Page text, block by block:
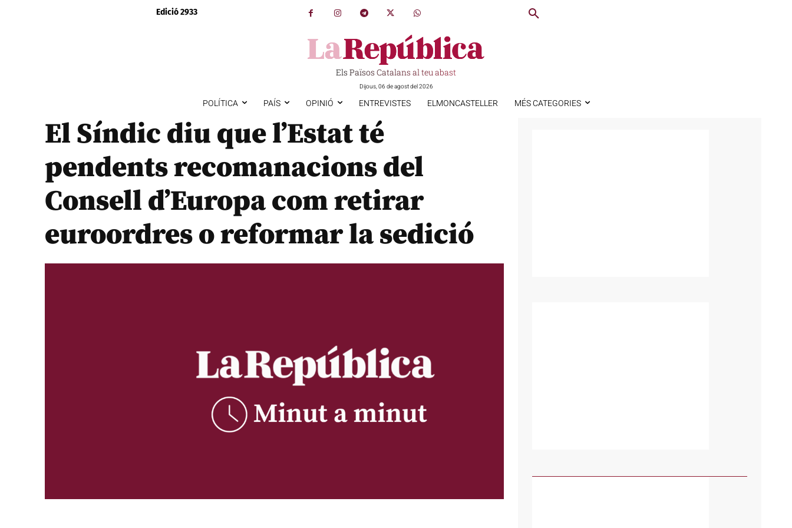
Edició 2933
Els Països Catalans al teu abast
Dijous, 06 de agost del 2026
POLÍTICA PAÍS OPINIÓ ENTREVISTES ELMONCASTELLER MÉS CATEGORIES
El Síndic diu que l’Estat té
pendents recomanacions del
Consell d’Europa com retirar
euroordres o reformar la sedició